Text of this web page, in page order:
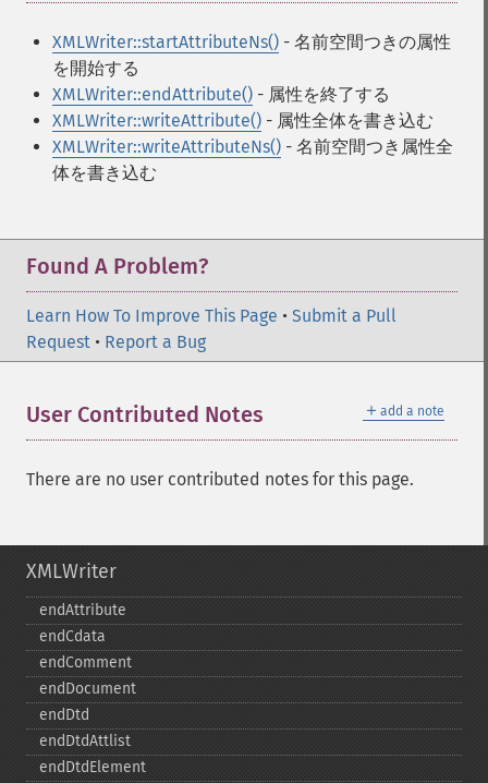
XMLWriter::startAttributeNs() - 名前空間つきの属性
を開始する
XMLWriter::endAttribute() - 属性を終了する
XMLWriter::writeAttribute() - 属性全体を書き込む
XMLWriter::writeAttributeNs() - 名前空間つき属性全
体を書き込む
Found A Problem?
Learn How To Improve This Page • Submit a Pull
Request • Report a Bug
＋ add a note
User Contributed Notes
There are no user contributed notes for this page.
XMLWriter
endAttribute
endCdata
endComment
endDocument
endDtd
endDtdAttlist
endDtdElement